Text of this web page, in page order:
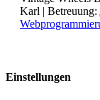
Karl | Betreuung:
Einstellungen